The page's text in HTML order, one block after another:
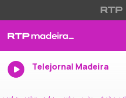
Telejornal Madeira